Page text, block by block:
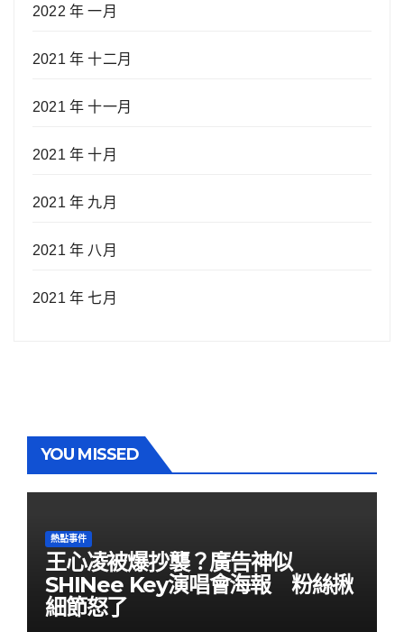
2022 年 一月
2021 年 十二月
2021 年 十一月
2021 年 十月
2021 年 九月
2021 年 八月
2021 年 七月
YOU MISSED
熱點事件
王心凌被爆抄襲？廣告神似
SHINee Key演唱會海報 粉絲揪
細節怒了